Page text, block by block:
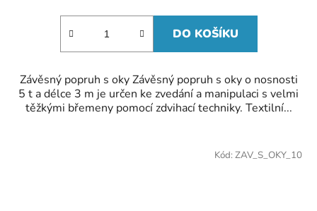
DO KOŠÍKU
Závěsný popruh s oky Závěsný popruh s oky o nosnosti
5 t a délce 3 m je určen ke zvedání a manipulaci s velmi
těžkými břemeny pomocí zdvihací techniky. Textilní...
Kód: ZAV_S_OKY_10